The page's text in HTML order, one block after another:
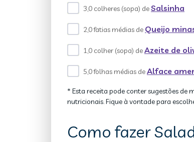
3,0 colheres (sopa) deSalsinha
2,0 fatias médias de Queijo
1,0 colher (sopa) deAzeite de
5,0 folhas médias deAlface
* Esta receita pode conter sugestões de
nutricionais. Fique à vontade para
Como fazer